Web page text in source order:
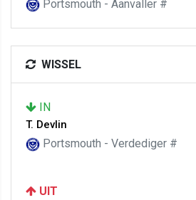
Portsmouth - Aanvaller #
WISSEL
IN
T. Devlin
Portsmouth - Verdediger #
UIT